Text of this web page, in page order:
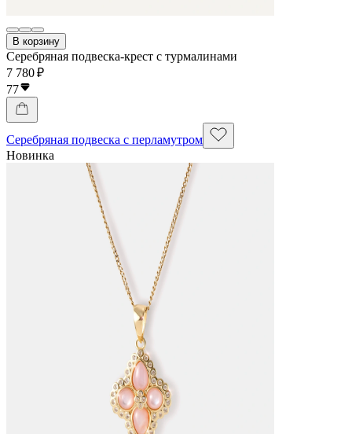
В корзину
Серебряная подвеска-крест с турмалинами
7 780 ₽
77
Серебряная подвеска с перламутром
Новинка